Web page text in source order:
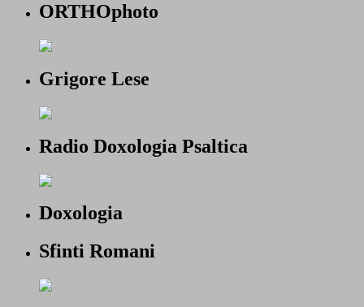
ORTHOphoto
Grigore Lese
Radio Doxologia Psaltica
Doxologia
Sfinti Romani